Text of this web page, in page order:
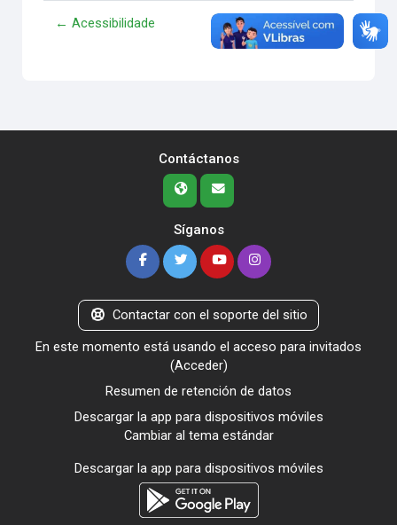
← Acessibilidade K →
Contáctanos
Síganos
Contactar con el soporte del sitio
En este momento está usando el acceso para invitados
(Acceder)
Resumen de retención de datos
Descargar la app para dispositivos móviles
Cambiar al tema estándar
Descargar la app para dispositivos móviles